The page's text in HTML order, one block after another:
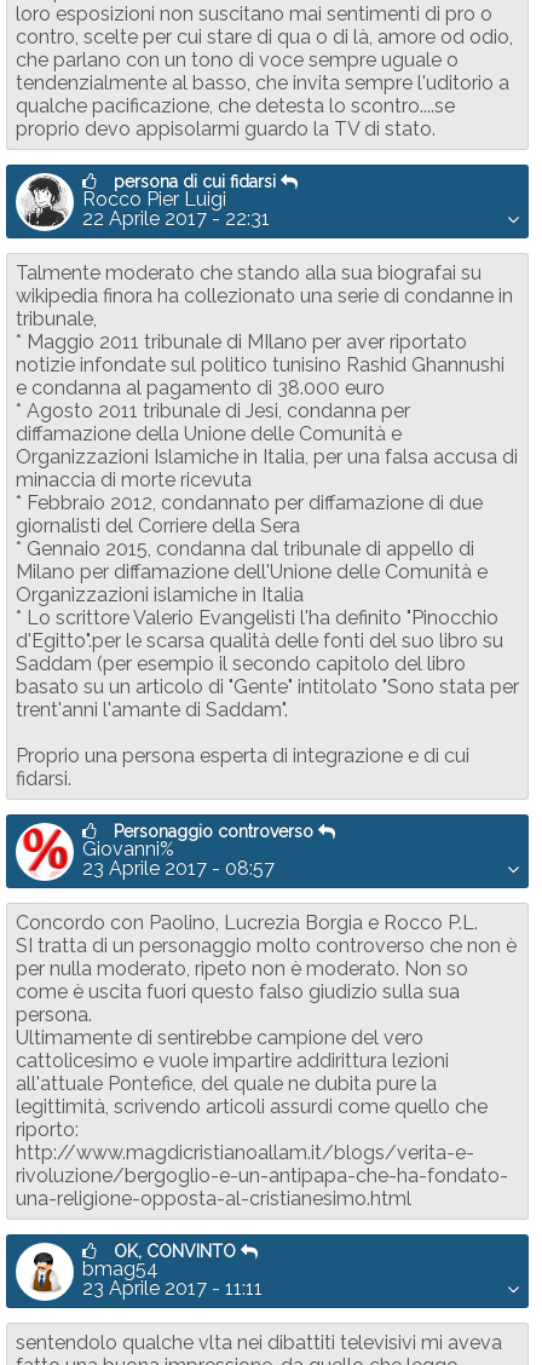
loro esposizioni non suscitano mai sentimenti di pro o
contro, scelte per cui stare di qua o di là, amore od odio,
che parlano con un tono di voce sempre uguale o
tendenzialmente al basso, che invita sempre l'uditorio a
qualche pacificazione, che detesta lo scontro....se
proprio devo appisolarmi guardo la TV di stato.
persona di cui fidarsi
Rocco Pier Luigi
22 Aprile 2017 - 22:31
Talmente moderato che stando alla sua biografai su
wikipedia finora ha collezionato una serie di condanne in
tribunale,
* Maggio 2011 tribunale di MIlano per aver riportato
notizie infondate sul politico tunisino Rashid Ghannushi
e condanna al pagamento di 38.000 euro
* Agosto 2011 tribunale di Jesi, condanna per
diffamazione della Unione delle Comunità e
Organizzazioni Islamiche in Italia, per una falsa accusa di
minaccia di morte ricevuta
* Febbraio 2012, condannato per diffamazione di due
giornalisti del Corriere della Sera
* Gennaio 2015, condanna dal tribunale di appello di
Milano per diffamazione dell'Unione delle Comunità e
Organizzazioni islamiche in Italia
* Lo scrittore Valerio Evangelisti l'ha definito "Pinocchio
d'Egitto".per le scarsa qualità delle fonti del suo libro su
Saddam (per esempio il secondo capitolo del libro
basato su un articolo di "Gente" intitolato "Sono stata per
trent'anni l'amante di Saddam".
Proprio una persona esperta di integrazione e di cui
fidarsi.
Personaggio controverso
Giovanni%
23 Aprile 2017 - 08:57
Concordo con Paolino, Lucrezia Borgia e Rocco P.L.
SI tratta di un personaggio molto controverso che non è
per nulla moderato, ripeto non è moderato. Non so
come è uscita fuori questo falso giudizio sulla sua
persona.
Ultimamente di sentirebbe campione del vero
cattolicesimo e vuole impartire addirittura lezioni
all'attuale Pontefice, del quale ne dubita pure la
legittimità, scrivendo articoli assurdi come quello che
riporto:
http://www.magdicristianoallam.it/blogs/verita-e-
rivoluzione/bergoglio-e-un-antipapa-che-ha-fondato-
una-religione-opposta-al-cristianesimo.html
OK, CONVINTO
bmag54
23 Aprile 2017 - 11:11
sentendolo qualche vlta nei dibattiti televisivi mi aveva